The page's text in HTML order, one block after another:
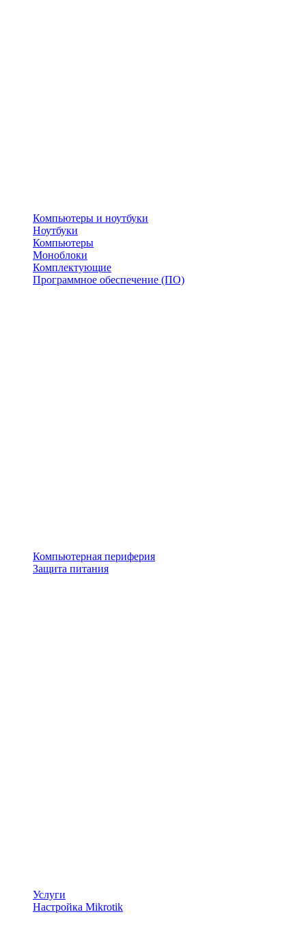
Компьютеры и ноутбуки
Ноутбуки
Компьютеры
Моноблоки
Комплектующие
Программное обеспечение (ПО)
Компьютерная периферия
Защита питания
Услуги
Настройка Mikrotik